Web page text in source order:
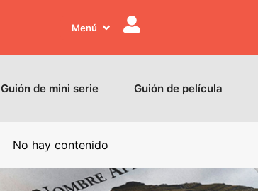
Menú
Guión de mini serie Guión de película
No hay contenido